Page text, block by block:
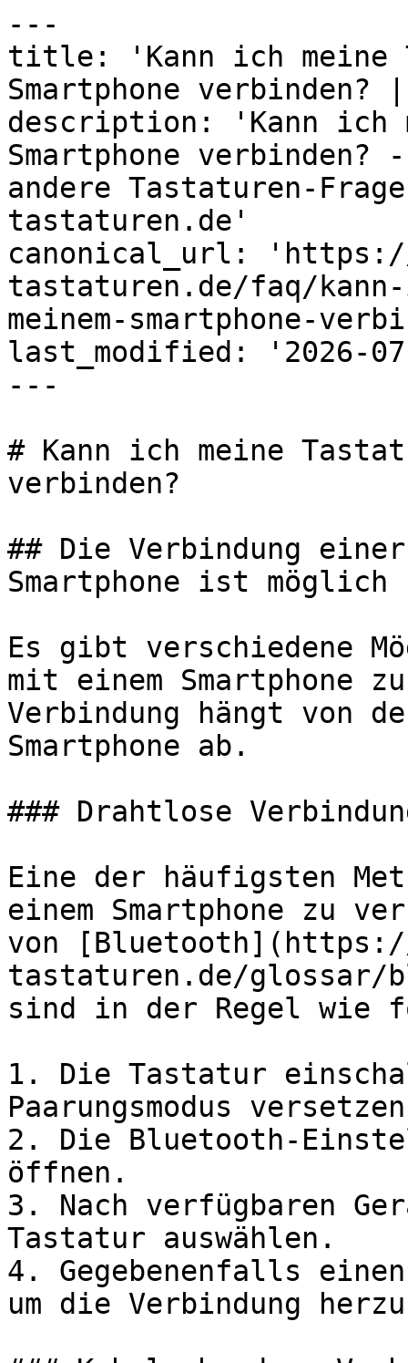
---
title: 'Kann ich meine
Smartphone
description: 'Kann ich
Smartphone
andere Tastaturen-
tastaturen.de'
canonical_url: 'https://
tastaturen.de/faq/
meinem-smartphone-
last_modified: '2026-
---
# Kann ich meine
verbinden?
## Die Verbindung
Smartphone ist möglich
Es gibt verschiedene
mit einem Smartphone
Verbindung hängt von
Smartphone ab.
### Drahtlose
Eine der häufigsten
einem Smartphone zu
von [Bluetooth](https://
tastaturen.de/
sind in der Regel wie
1. Die Tastatur
Paarungsmodus
2. Die Bluetooth-
öffnen.
3. Nach verfügbaren
Tastatur auswählen.
4. Gegebenenfalls
um die Verbindung